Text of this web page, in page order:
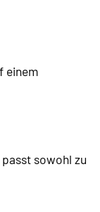
einem
sowohl zu